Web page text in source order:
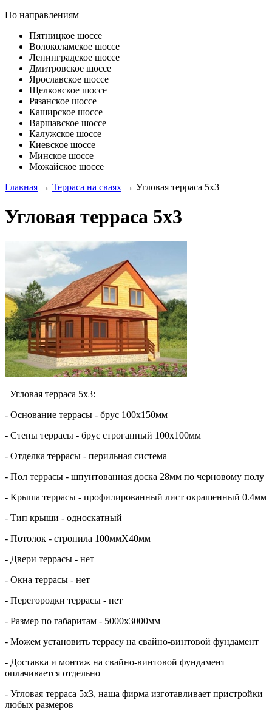
По направлениям
Пятницкое шоссе
Волоколамское шоссе
Ленинградское шоссе
Дмитровское шоссе
Ярославское шоссе
Щелковское шоссе
Рязанское шоссе
Каширское шоссе
Варшавское шоссе
Калужское шоссе
Киевское шоссе
Минское шоссе
Можайское шоссе
Главная → Терраса на сваях → Угловая терраса 5х3
Угловая терраса 5х3
Угловая терраса 5х3:
- Основание террасы - брус 100х150мм
- Стены террасы - брус строганный 100х100мм
- Отделка террасы - перильная система
- Пол террасы - шпунтованная доска 28мм по черновому полу
- Крыша террасы - профилированный лист окрашенный 0.4мм
- Тип крыши - односкатный
- Потолок - стропила 100ммХ40мм
- Двери террасы - нет
- Окна террасы - нет
- Перегородки террасы - нет
- Размер по габаритам - 5000х3000мм
- Можем установить террасу на свайно-винтовой фундамент
- Доставка и монтаж на свайно-винтовой фундамент
оплачивается отдельно
- Угловая терраса 5х3, наша фирма изготавливает пристройки
любых размеров